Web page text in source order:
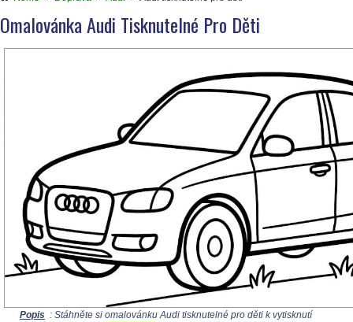
Omalovánka Audi Tisknutelné Pro Děti
Popis : Stáhněte si omalovánku Audi tisknutelné pro děti k vytisknutí